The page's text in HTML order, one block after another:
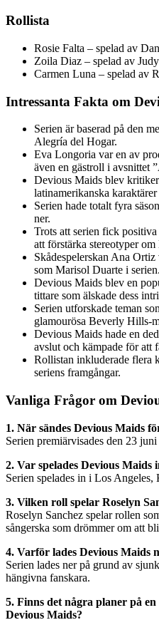
Rollista
Rosie Falta – spelad av
Zoila Diaz – spelad av
Carmen Luna – spelad av
Intressanta Fakta om
Serien är baserad på den
Alegría del Hogar.
Eva Longoria var en av
även en gästroll i avsnittet
Devious Maids blev
latinamerikanska karaktärer
Serien hade totalt fyra
ner.
Trots att serien fick
att förstärka stereotyper
Skådespelerskan Ana
som Marisol Duarte i serien.
Devious Maids blev en
tittare som älskade dess
Serien utforskade teman
glamourösa Beverly Hills-
Devious Maids hade en
avslut och kämpade för att
Rollistan inkluderade flera
seriens framgångar.
Vanliga Frågor om
1. När sändes Devious Maids
Serien premiärvisades den 23
2. Var spelades Devious Maids
Serien spelades in i Los
3. Vilken roll spelar Roselyn
Roselyn Sanchez spelar rollen
sångerska som drömmer om att
4. Varför lades Devious Maids
Serien lades ner på grund av
hängivna fanskara.
5. Finns det några planer på
Devious Maids?